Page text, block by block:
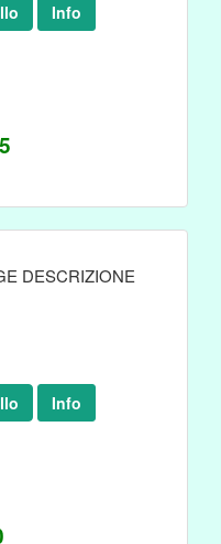
Info
DESCRIZIONE
Info